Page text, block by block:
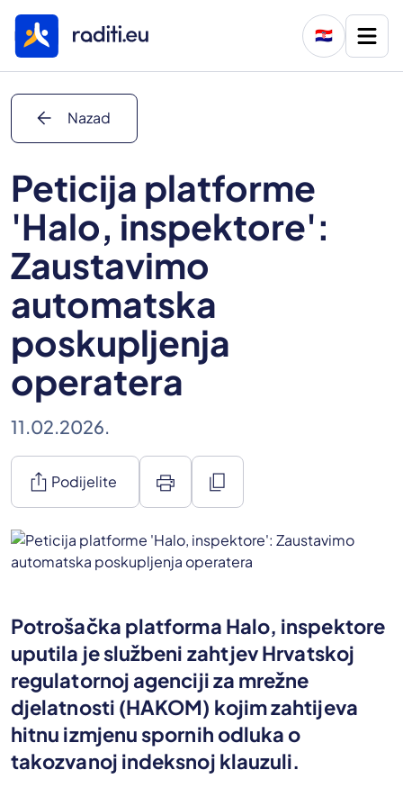
🇭🇷
arrow_back Nazad
Peticija platforme
'Halo, inspektore':
Zaustavimo
automatska
poskupljenja
operatera
11.02.2026.
ios_share Podijelite print content_copy
Potrošačka platforma Halo, inspektore
uputila je službeni zahtjev Hrvatskoj
regulatornoj agenciji za mrežne
djelatnosti (HAKOM) kojim zahtijeva
hitnu izmjenu spornih odluka o
takozvanoj indeksnoj klauzuli.